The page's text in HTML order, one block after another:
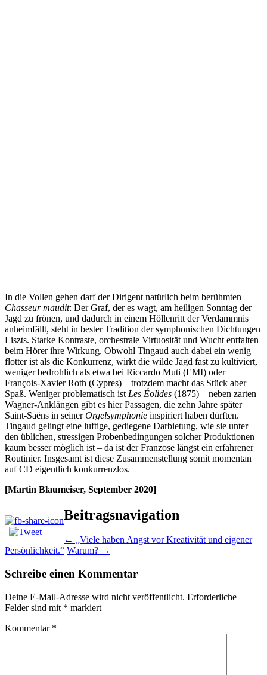
In die Vollen gehen darf der Dirigent natürlich beim berühmten
Chasseur maudit: Der Graf, der es wagt, am heiligen Sonntag der
Jagd zu frönen, und dadurch in einem Höllenritt der Verdammnis
anheimfällt, steht in bester Tradition der symphonischen Dichtungen
Liszts. Starke Kontraste, orchestrale Virtuosität und Wucht entfalten
beim Hörer ihre Wirkung. Obwohl Tingaud auch dabei ein wenig
flotter ist als die Konkurrenz, wirkt die wilde Jagd fast zu kultiviert,
weniger bedrohlich als etwa bei Riccardo Muti (EMI) oder
François-Xavier Roth (Cypres) – trotzdem macht das Stück aber
Spaß. Weniger problematisch ist Les Éolides (1875) – neben zarten
Wagner-Anklängen gibt es hier Passagen, die zehn Jahre später
Saint-Saëns in seinerOrgelsymphonie inspiriert haben dürften.
Tingaud gelingt eine luftige, gediegene Darbietung, wie sie unter
den üblichen, stressigen Probenbedingungen solcher Produktionen
kaum besser möglich ist – da ist der Franzose längst ein erfahrener
Routinier. Insgesamt ist diese Zusammenstellung somit momentan
auf CD eigentlich konkurrenzlos.
[Martin Blaumeiser, September 2020]
Beitragsnavigation
← „Viele haben Angst vor Kreativität und eigener
Persönlichkeit.“ Warum? →
Schreibe einen Kommentar
Deine E-Mail-Adresse wird nicht veröffentlicht. Erforderliche
Felder sind mit * markiert
Kommentar *